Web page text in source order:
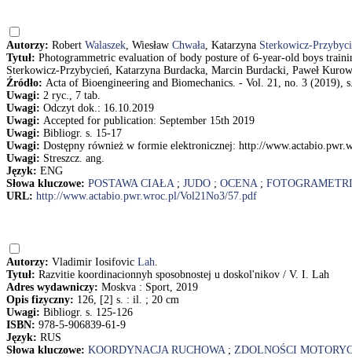
Autorzy: Robert Walaszek, Wiesław Chwała, Katarzyna Sterkowicz-
Tytuł: Photogrammetric evaluation of body posture of 6-year-old boys
Sterkowicz-Przybycień, Katarzyna Burdacka, Marcin Burdacki, Paweł
Źródło: Acta of Bioengineering and Biomechanics. - Vol. 21, no. 3 (2019),
Uwagi: 2 ryc., 7 tab.
Uwagi: Odczyt dok.: 16.10.2019
Uwagi: Accepted for publication: September 15th 2019
Uwagi: Bibliogr. s. 15-17
Uwagi: Dostępny również w formie elektronicznej: http://
Uwagi: Streszcz. ang.
Język: ENG
Słowa kluczowe: POSTAWA CIAŁA; JUDO ; OCENA;
URL: http://www.actabio.pwr.wroc.pl/Vol21No3/57.pdf
Autorzy: Vladimir Iosifovic Lah.
Tytuł: Razvitie koordinacionnyh sposobnostej u doskol'nikov / V. I. Lah
Adres wydawniczy: Moskva : Sport, 2019
Opis fizyczny: 126, [2] s. : il. ; 20 cm
Uwagi: Bibliogr. s. 125-126
ISBN: 978-5-906839-61-9
Język: RUS
Słowa kluczowe: KOORDYNACJA RUCHOWA; ZDOLNOŚCI